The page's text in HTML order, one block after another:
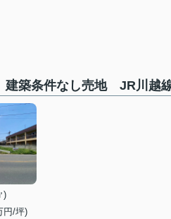
築条件なし売地 JR川越
)
円/坪)